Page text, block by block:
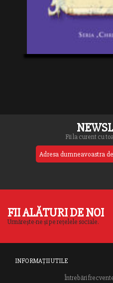
Fii la curent cu
FII ALĂTURI DE NOI
Urmărește-ne și pe rețelele sociale.
INFORMAȚII UTILE
Întrebări